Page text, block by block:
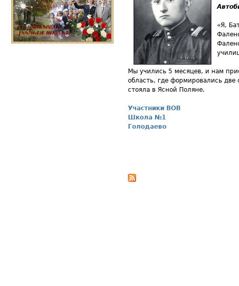
«Я,
Мы учились 5 месяцев, и нам
область, где формировались
стояла в Ясной Поляне.
Участники ВОВ
Школа №1
Голодаево